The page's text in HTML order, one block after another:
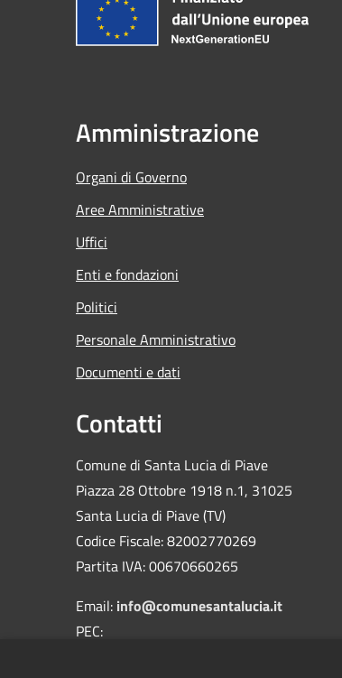
Amministrazione
Organi di Governo
Aree Amministrative
Uffici
Enti e fondazioni
Politici
Personale Amministrativo
Documenti e dati
Contatti
Comune di Santa Lucia di Piave
Piazza 28 Ottobre 1918 n.1, 31025
Santa Lucia di Piave (TV)
Codice Fiscale: 82002770269
Partita IVA: 00670660265
Email: info@comunesantalucia.it
PEC: